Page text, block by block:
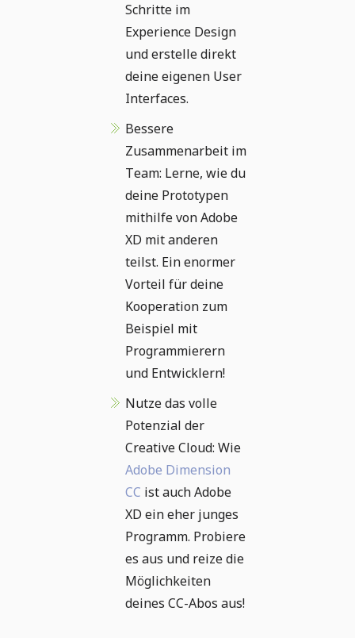
Schritte im
Experience Design
und erstelle direkt
deine eigenen User
Interfaces.
Bessere
Zusammenarbeit im
Team: Lerne, wie du
deine Prototypen
mithilfe von Adobe
XD mit anderen
teilst. Ein enormer
Vorteil für deine
Kooperation zum
Beispiel mit
Programmierern
und Entwicklern!
Nutze das volle
Potenzial der
Creative Cloud: Wie
Adobe Dimension
CC ist auch Adobe
XD ein eher junges
Programm. Probiere
es aus und reize die
Möglichkeiten
deines CC-Abos aus!